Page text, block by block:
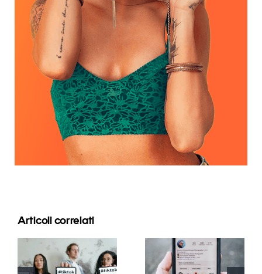
Articoli correlati
I migliori
generatori
Le 3 migliori
piattaforme